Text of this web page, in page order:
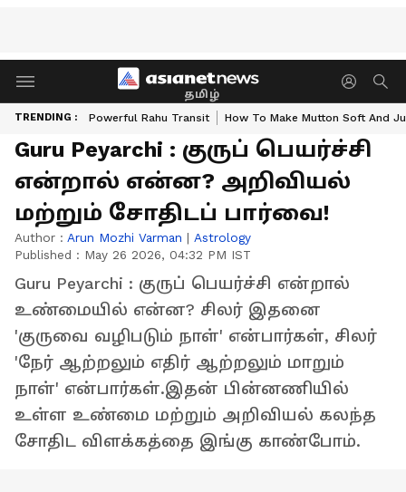
தமிழ்
TRENDING : Powerful Rahu Transit How To Make Mutton Soft And
Guru Peyarchi : குருப் பெயர்ச்சி
என்றால் என்ன? அறிவியல்
மற்றும் சோதிடப் பார்வை!
Author : Arun Mozhi Varman | Astrology
Published : May 26 2026, 04:32 PM IST
Guru Peyarchi : குருப் பெயர்ச்சி என்றால்
உண்மையில் என்ன? சிலர் இதனை
'குருவை வழிபடும் நாள்' என்பார்கள், சிலர்
'நேர் ஆற்றலும் எதிர் ஆற்றலும் மாறும்
நாள்' என்பார்கள்.இதன் பின்னணியில்
உள்ள உண்மை மற்றும் அறிவியல் கலந்த
சோதிட விளக்கத்தை இங்கு காண்போம்.